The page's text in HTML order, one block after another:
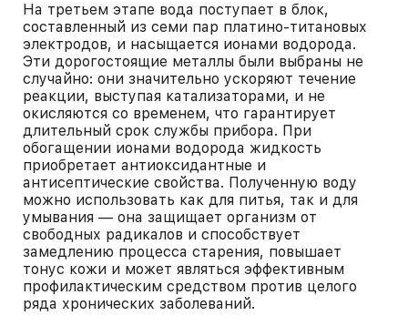
На третьем этапе вода поступает в блок,
составленный из семи пар платино-титановых
электродов, и насыщается ионами водорода.
Эти дорогостоящие металлы были выбраны не
случайно: они значительно ускоряют течение
реакции, выступая катализаторами, и не
окисляются со временем, что гарантирует
длительный срок службы прибора. При
обогащении ионами водорода жидкость
приобретает антиоксидантные и
антисептические свойства. Полученную воду
можно использовать как для питья, так и для
умывания — она защищает организм от
свободных радикалов и способствует
замедлению процесса старения, повышает
тонус кожи и может являться эффективным
профилактическим средством против целого
ряда хронических заболеваний.